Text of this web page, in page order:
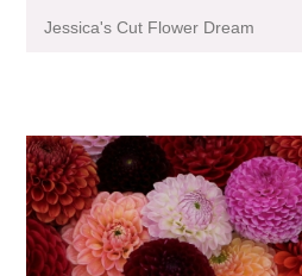
Jessica's Cut Flower Dream